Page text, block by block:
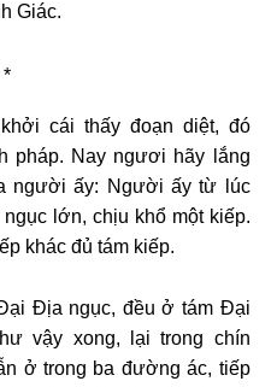
Giác.
*
cái thấy đoạn diệt, đó
pháp. Nay ngươi hãy lắng
người ấy: Người ấy từ lúc
lớn, chịu khổ một kiếp.
khác đủ tám kiếp.
Địa ngục, đều ở tám Đại
vậy xong, lại trong chín
ở trong ba đường ác, tiếp